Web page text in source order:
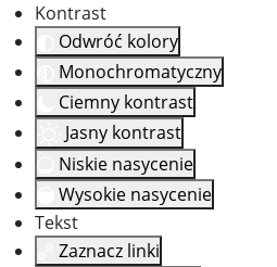
Kontrast
Odwróć kolory
Monochromatyczny
Ciemny kontrast
Jasny kontrast
Niskie nasycenie
Wysokie nasycenie
Tekst
Zaznacz linki